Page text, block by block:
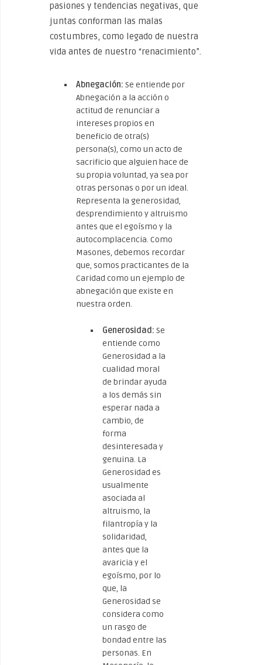
pasiones y tendencias negativas, que
juntas conforman las malas
costumbres, como legado de nuestra
vida antes de nuestro “renacimiento”.
Abnegación: Se entiende por
Abnegación a la acción o
actitud de renunciar a
intereses propios en
beneficio de otra(s)
persona(s), como un acto de
sacrificio que alguien hace de
su propia voluntad, ya sea por
otras personas o por un ideal.
Representa la generosidad,
desprendimiento y altruismo
antes que el egoísmo y la
autocomplacencia. Como
Masones, debemos recordar
que, somos practicantes de la
Caridad como un ejemplo de
abnegación que existe en
nuestra orden.
Generosidad: Se
entiende como
Generosidad a la
cualidad moral
de brindar ayuda
a los demás sin
esperar nada a
cambio, de
forma
desinteresada y
genuina. La
Generosidad es
usualmente
asociada al
altruismo, la
filantropía y la
solidaridad,
antes que la
avaricia y el
egoísmo, por lo
que, la
Generosidad se
considera como
un rasgo de
bondad entre las
personas. En